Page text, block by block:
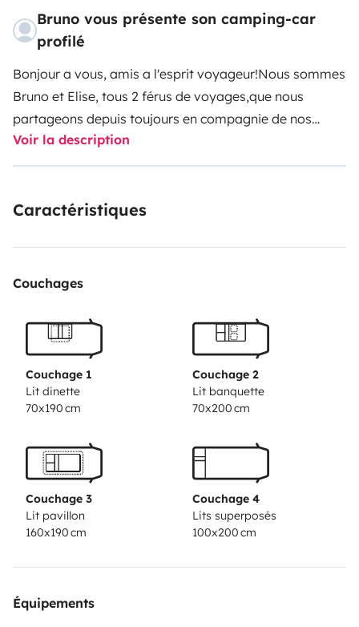
Bruno vous présente son camping-car
profilé
Bonjour a vous, amis a l'esprit voyageur!Nous sommes
Bruno et Elise, tous 2 férus de voyages,que nous
partageons depuis toujours en compagnie de nos
enfants , moments sacrés en famille a bord de notre
camping car, notre Carpe Diem!L'aventure en camping
aussitôt franchi le seuil du jardin. C'est un etat de
qu'on a le temps!), une deconnection au sein même de
temps, apprendre a le passer VRAIMENT
ensemble...
C'est aussi des échanges humains, de jolis
moments de partages, souvent, avec les gens nous
accueillant sur leurs terres, pour cela, nous mettons a
votre disposition notre abonnement a France Passion ,
particulièrement du monde rural, paysan, qui ont a
coeur de partager leurs valeurs, savoir faire et
produits. Bref vous l'aurez compris, nous sommes
passionnés et n'esperons qu'une chose: la partager
la Seine jusqu'a l'embouchure, ou encore la vallée de
plages du calvados: cote de Nacre , Côte Fleurie, ou a
Voir la description
Caractéristiques
Couchages
Couchage 1
Lit dinette
70x190 cm
Couchage 2
Lit banquette
70x200 cm
Couchage 3
Lit pavillon
160x190 cm
Couchage 4
Lits superposés
100x200 cm
Équipements